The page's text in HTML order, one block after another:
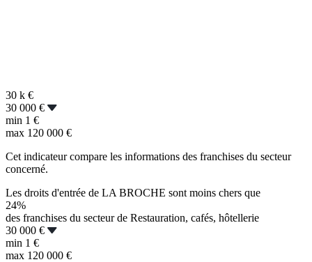
30 k €
30 000 €
min 1 €
max 120 000 €
Cet indicateur compare les informations des franchises du secteur
concerné.
Les droits d'entrée de LA BROCHE sont moins chers que
24%
des franchises du secteur de Restauration, cafés, hôtellerie
30 000 €
min 1 €
max 120 000 €